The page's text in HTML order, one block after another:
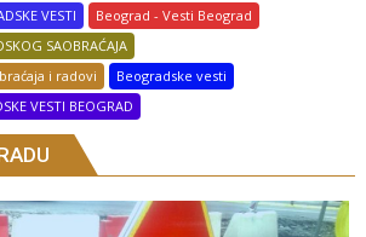
VESTI
Beograd - Vesti Beograd
SAOBRAĆAJA
i radovi
Beogradske vesti
VESTI BEOGRAD